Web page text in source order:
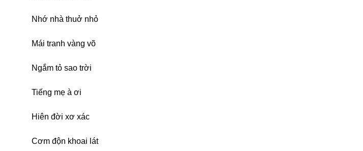
Nhớ nhà thuở nhỏ
Mái tranh vàng võ
Ngắm tỏ sao trời
Tiếng mẹ à ơi
Hiên đời xơ xác
Cơm độn khoai lát